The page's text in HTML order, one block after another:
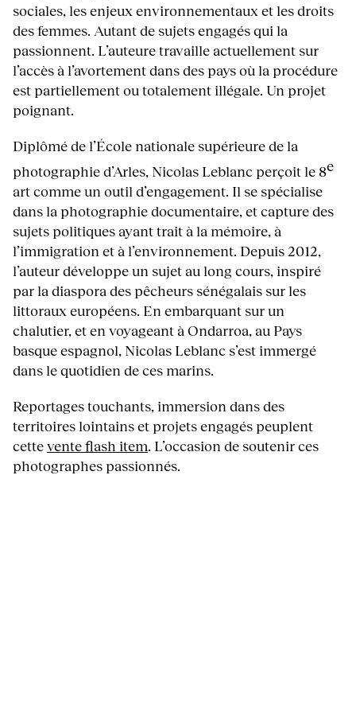
sociales, les enjeux environnementaux et les droits
des femmes. Autant de sujets engagés qui la
passionnent. L’auteure travaille actuellement sur
l’accès à l’avortement dans des pays où la procédure
est partiellement ou totalement illégale. Un projet
poignant.
Diplômé de l’École nationale supérieure de la
photographie d’Arles, Nicolas Leblanc perçoit le 8e
art comme un outil d’engagement. Il se spécialise
dans la photographie documentaire, et capture des
sujets politiques ayant trait à la mémoire, à
l’immigration et à l’environnement. Depuis 2012,
l’auteur développe un sujet au long cours, inspiré
par la diaspora des pêcheurs sénégalais sur les
littoraux européens. En embarquant sur un
chalutier, et en voyageant à Ondarroa, au Pays
basque espagnol, Nicolas Leblanc s’est immergé
dans le quotidien de ces marins.
Reportages touchants, immersion dans des
territoires lointains et projets engagés peuplent
cettevente flash item. L’occasion de soutenir ces
photographes passionnés.